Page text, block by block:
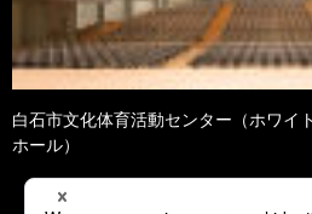
白石市文化体育活動センター（ホワイ
ホール）